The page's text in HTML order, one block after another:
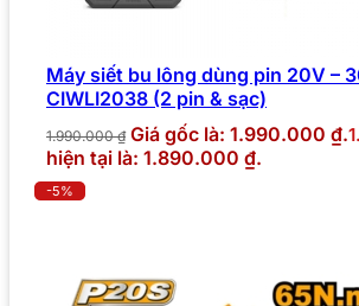
Máy siết bu lông dùng pin 20V –
CIWLI2038 (2 pin & sạc)
1.990.000₫ Giá gốc là: 1.990.000 ₫.
hiện tại là: 1.890.000 ₫.
-5%